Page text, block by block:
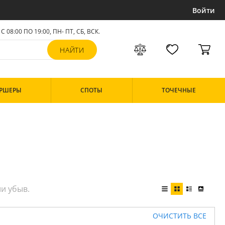
Войти
С 08:00 ПО 19:00, ПН- ПТ, СБ, ВСК.
СПОТЫ ТОЧЕЧНЫЕ
ОЧИСТИТЬ ВСЕ